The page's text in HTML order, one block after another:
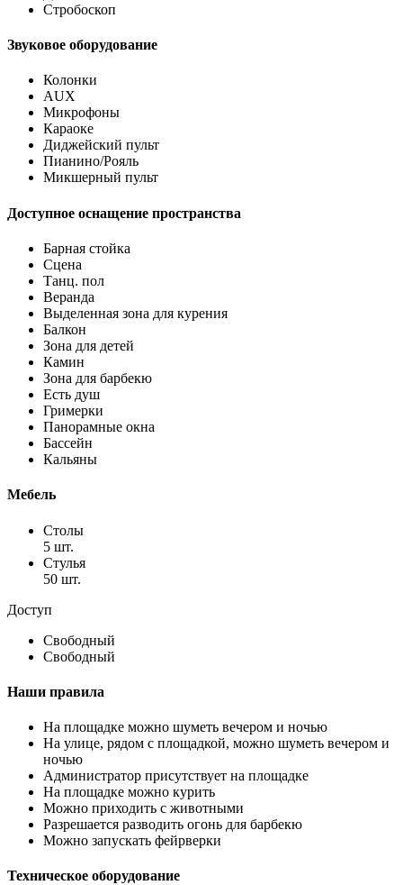
Стробоскоп
Звуковое оборудование
Колонки
AUX
Микрофоны
Караоке
Диджейский пульт
Пианино/Рояль
Микшерный пульт
Доступное оснащение пространства
Барная стойка
Сцена
Танц. пол
Веранда
Выделенная зона для курения
Балкон
Зона для детей
Камин
Зона для барбекю
Есть душ
Гримерки
Панорамные окна
Бассейн
Кальяны
Мебель
Столы
5 шт.
Стулья
50 шт.
Доступ
Свободный
Свободный
Наши правила
На площадке можно шуметь вечером и ночью
На улице, рядом с площадкой, можно шуметь вечером и
ночью
Администратор присутствует на площадке
На площадке можно курить
Можно приходить с животными
Разрешается разводить огонь для барбекю
Можно запускать фейрверки
Техническое оборудование